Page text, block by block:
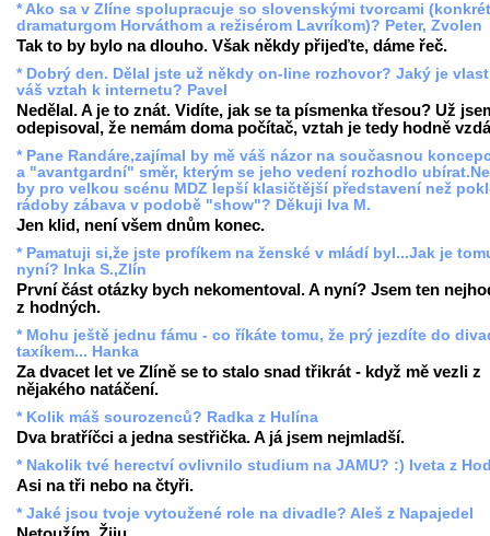
* Ako sa v Zlíne spolupracuje so slovenskými tvorcami
dramaturgom Horváthom a režisérom Lavríkom)? Peter, Zvolen
Tak to by bylo na dlouho. Však někdy přijeďte, dáme řeč.
* Dobrý den. Dělal jste už někdy on-line rozhovor? Jaký je
váš vztah k internetu? Pavel
Nedělal. A je to znát. Vidíte, jak se ta písmenka třesou? Už
odepisoval, že nemám doma počítač, vztah je tedy hodně
* Pane Randáre,zajímal by mě váš názor na současnou
a "avantgardní" směr, kterým se jeho vedení rozhodlo
by pro velkou scénu MDZ lepší klasičtější představení než
rádoby zábava v podobě "show"? Děkuji Iva M.
Jen klid, není všem dnům konec.
* Pamatuji si,že jste profíkem na ženské v mládí byl...Jak je
nyní? Inka S.,Zlín
První část otázky bych nekomentoval. A nyní? Jsem ten
z hodných.
* Mohu ještě jednu fámu - co říkáte tomu, že prý jezdíte do
taxíkem... Hanka
Za dvacet let ve Zlíně se to stalo snad třikrát - když mě vezli z
nějakého natáčení.
* Kolik máš sourozenců? Radka z Hulína
Dva bratříčci a jedna sestřička. A já jsem nejmladší.
* Nakolik tvé herectví ovlivnilo studium na JAMU? :) Iveta z
Asi na tři nebo na čtyři.
* Jaké jsou tvoje vytoužené role na divadle? Aleš z Napajedel